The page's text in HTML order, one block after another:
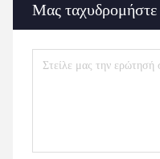
Μας ταχυδρομήστε